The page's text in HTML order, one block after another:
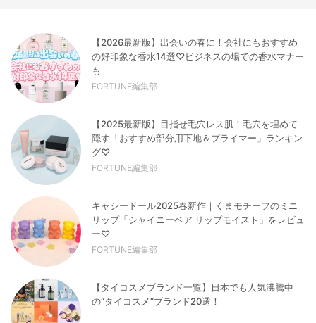
【2026最新版】出会いの春に！会社にもおすすめ
の好印象な香水14選♡ビジネスの場での香水マナー
も
FORTUNE編集部
【2025最新版】目指せ毛穴レス肌！毛穴を埋めて
隠す「おすすめ部分用下地＆プライマー」ランキン
グ♡
FORTUNE編集部
キャシードール2025春新作｜くまモチーフのミニ
リップ「シャイニーベア リップモイスト」をレビュ
ー♡
FORTUNE編集部
【タイコスメブランド一覧】日本でも人気沸騰中
の“タイコスメ”ブランド20選！